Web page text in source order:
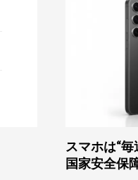
スマホは“
国家安全保